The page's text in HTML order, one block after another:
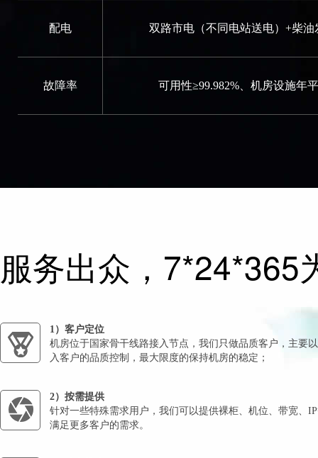
配电 双路市电（不同电站送电）+柴油
故障率 可用性≥99.982%、机房设施年
服务出众，7*24*365
1）客户定位
机房位于国家骨干线路接入节点，我们只做品质客户，主要
入客户的品质控制，最大限度的保持机房的稳定；
2）按需提供
针对一些特殊需求用户，我们可以提供裸柜、机位、带宽、
满足更多客户的需求。